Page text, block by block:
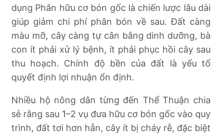
dụng Phân hữu cơ bón gốc là chiến lược lâu dài
giúp giảm chi phí phân bón về sau. Đất càng
màu mỡ, cây càng tự cân bằng dinh dưỡng, bà
con ít phải xử lý bệnh, ít phải phục hồi cây sau
thu hoạch. Chính độ bền của đất là yếu tố
quyết định lợi nhuận ổn định.
Nhiều hộ nông dân từng đến Thể Thuận chia
sẻ rằng sau 1–2 vụ đưa hữu cơ bón gốc vào quy
trình, đất tơi hơn hẳn, cây ít bị cháy rễ, đặc biệt